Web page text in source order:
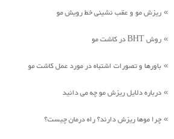
» ریزش مو و عقب نشینی خط رویش مو
» روش BHT در کاشت مو
» باورها و تصورات اشتباه در مورد عمل کاشت مو
» درباره دلایل ریزش مو چه می دانید
» چرا موها ریزش دارند؟ راه درمان چیست؟